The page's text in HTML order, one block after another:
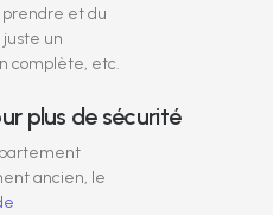
et du
un
complète, etc.
plus de sécurité
ancien, le